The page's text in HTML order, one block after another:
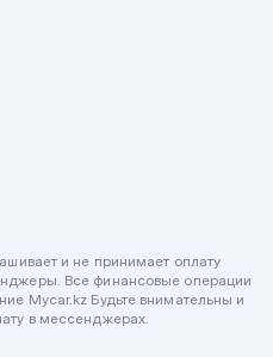
и не принимает оплату
Все финансовые операции
Mycar.kz Будьте внимательны и
в мессенджерах.